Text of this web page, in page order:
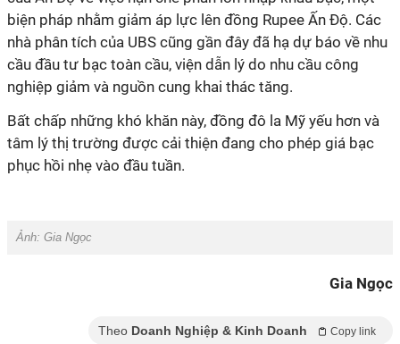
biện pháp nhằm giảm áp lực lên đồng Rupee Ấn Độ. Các
nhà phân tích của UBS cũng gần đây đã hạ dự báo về nhu
cầu đầu tư bạc toàn cầu, viện dẫn lý do nhu cầu công
nghiệp giảm và nguồn cung khai thác tăng.
Bất chấp những khó khăn này, đồng đô la Mỹ yếu hơn và
tâm lý thị trường được cải thiện đang cho phép giá bạc
phục hồi nhẹ vào đầu tuần.
Ảnh: Gia Ngọc
Gia Ngọc
Theo Doanh Nghiệp & Kinh Doanh Copy link